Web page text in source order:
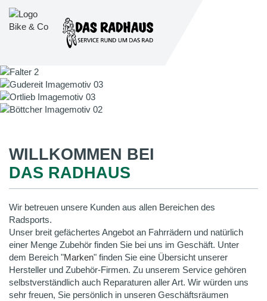
WILLKOMMEN BEI
DAS RADHAUS
Wir betreuen unsere Kunden aus allen Bereichen des
Radsports.
Unser breit gefächertes Angebot an Fahrrädern und natürlich
einer Menge Zubehör finden Sie bei uns im Geschäft. Unter
dem Bereich "Marken" finden Sie eine Übersicht unserer
Hersteller und Zubehör-Firmen. Zu unserem Service gehören
selbstverständlich auch Reparaturen aller Art. Wir würden uns
sehr freuen, Sie persönlich in unseren Geschäftsräumen